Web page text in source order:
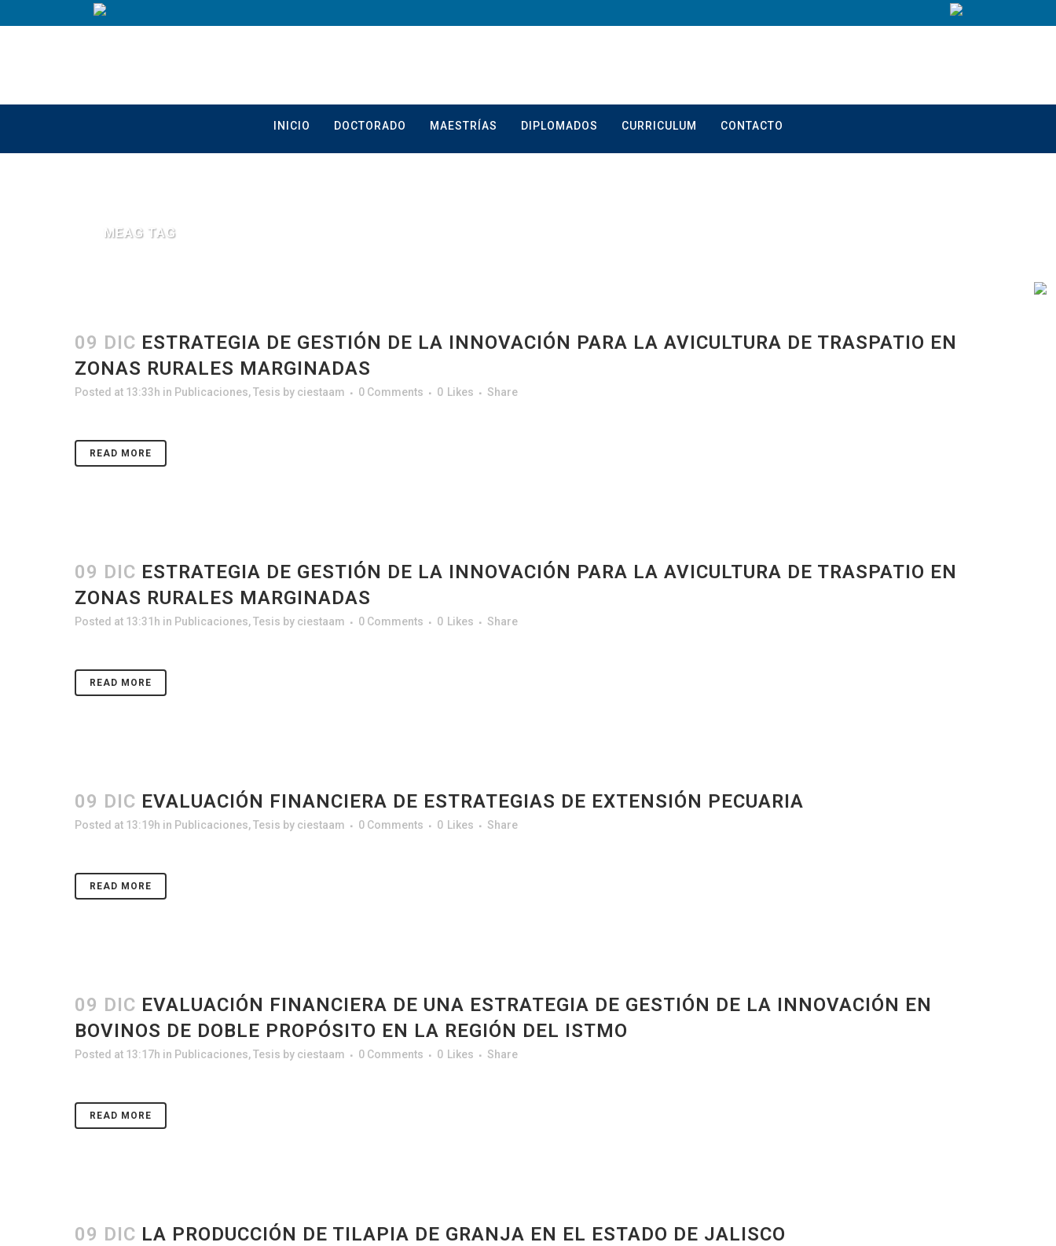
INICIO DOCTORADO MAESTRÍAS DIPLOMADOS CURRICULUM CONTACTO
MEAG TAG
09 DIC ESTRATEGIA DE GESTIÓN DE LA INNOVACIÓN PARA LA AVICULTURA DE TRASPATIO EN
ZONAS RURALES MARGINADAS
Posted at 13:33h in Publicaciones,Tesis by ciestaam 0 Comments 0 Likes Share
READ MORE
09 DIC ESTRATEGIA DE GESTIÓN DE LA INNOVACIÓN PARA LA AVICULTURA DE TRASPATIO EN
ZONAS RURALES MARGINADAS
Posted at 13:31h in Publicaciones,Tesis by ciestaam 0 Comments 0 Likes Share
READ MORE
09 DIC EVALUACIÓN FINANCIERA DE ESTRATEGIAS DE EXTENSIÓN PECUARIA
Posted at 13:19h in Publicaciones,Tesis by ciestaam 0 Comments 0 Likes Share
READ MORE
09 DIC EVALUACIÓN FINANCIERA DE UNA ESTRATEGIA DE GESTIÓN DE LA INNOVACIÓN EN
BOVINOS DE DOBLE PROPÓSITO EN LA REGIÓN DEL ISTMO
Posted at 13:17h in Publicaciones,Tesis by ciestaam 0 Comments 0 Likes Share
READ MORE
09 DIC LA PRODUCCIÓN DE TILAPIA DE GRANJA EN EL ESTADO DE JALISCO